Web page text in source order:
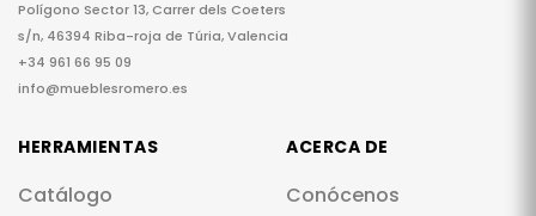
Polígono Sector 13, Carrer dels Coeters
s/n, 46394 Riba-roja de Túria, Valencia
+34 961 66 95 09
info@mueblesromero.es
HERRAMIENTAS
Catálogo
ACERCA DE
Conócenos